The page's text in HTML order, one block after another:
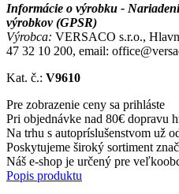
Informácie o výrobku -
výrobkov (GPSR)
Výrobca: VERSACO s.r.o.,
47 32 10 200, email:
Kat. č.: V9610
Pre zobrazenie ceny sa prihláste
Pri objednávke nad 80€ dopravu
Na trhu s autopríslušenstvom už
Poskytujeme široký sortiment
Náš e-shop je určený pre
Popis produktu